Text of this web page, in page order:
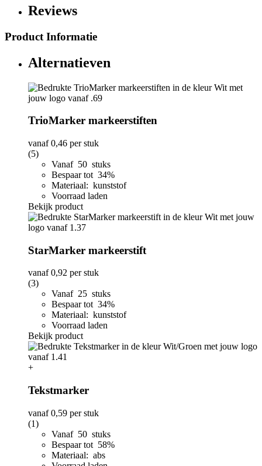
Reviews
Product Informatie
Alternatieven
TrioMarker markeerstiften
vanaf0,46 per stuk
(5)
Vanaf 50 stuks
Bespaar tot 34%
Materiaal: kunststof
Voorraad laden
Bekijk product
StarMarker markeerstift
vanaf0,92 per stuk
(3)
Vanaf 25 stuks
Bespaar tot 34%
Materiaal: kunststof
Voorraad laden
Bekijk product
+
Tekstmarker
vanaf0,59 per stuk
(1)
Vanaf 50 stuks
Bespaar tot 58%
Materiaal: abs